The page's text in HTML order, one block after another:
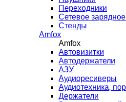
Переходники
Сетевое
Стенды
Amfox
Amfox
Автовизитки
Автодержатели
АЗУ
Аудиоресиверы
Аудиотехника,
Держатели